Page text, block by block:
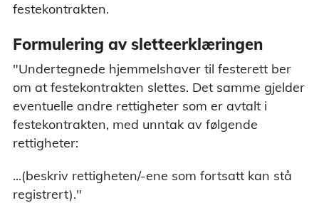
festekontrakten.
Formulering av sletteerklæringen
"Undertegnede hjemmelshaver til festerett ber
om at festekontrakten slettes. Det samme gjelder
eventuelle andre rettigheter som er avtalt i
festekontrakten, med unntak av følgende
rettigheter:
...(beskriv rettigheten/-ene som fortsatt kan stå
registrert)."